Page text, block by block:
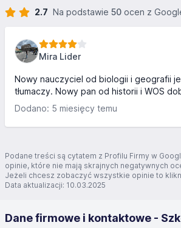
2.7 Na podstawie 50 ocen z
Mira Lider
Nowy nauczyciel od biologii i geografii
tłumaczy. Nowy pan od historii i WOS
historię w 8 klasach. Nowy nauczyciele
dlatego że są fajne nowe nauczycieli
Dodano: 5 miesięcy temu
Podane treści są cytatem z Profilu Firmy w
opinie, które nie mają skrajnych negatywnych
Jeżeli chcesz zobaczyć wszystkie opinie to
Data aktualizacji: 10.03.2025
Dane firmowe i kontaktowe -